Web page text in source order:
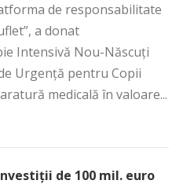
de responsabilitate
a donat
Intensivă Nou-Născuţi
Urgenţă pentru Copii
medicală în valoare...
de 100 mil. euro